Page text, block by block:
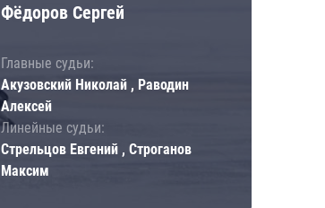
Фёдоров Сергей
Главные судьи:
Акузовский Николай , Раводин
Алексей
Линейные судьи:
Стрельцов Евгений , Строганов
Максим